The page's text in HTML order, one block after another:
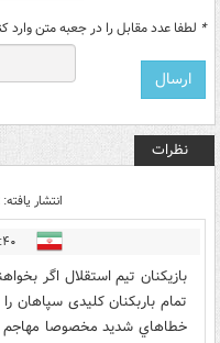
* لطفا عدد مقابل را در جعبه متن وارد
نظرات
انتشار یافته: 2
۲۲:۴۰ -
بازیکنان تیم استقلال اگر
تمام باربکنان کلیدی سپاهان
خطاهاي شدید مخصوصا مهاجم